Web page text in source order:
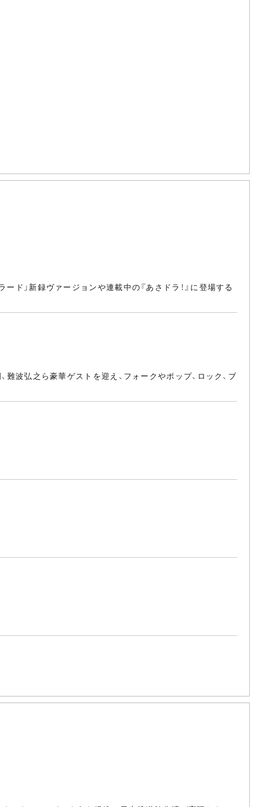
ド」新録ヴァージョンや連載中の『あさドラ！』に登場する
波弘之ら豪華ゲストを迎え、フォークやポップ、ロック、ブ